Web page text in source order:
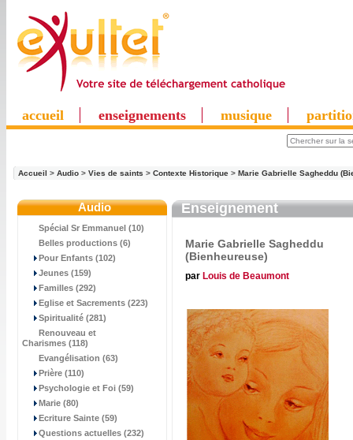
accueil enseignements musique
Accueil > Audio > Vies de saints > Contexte Historique > Marie Gabrielle Sagheddu
Audio
Spécial Sr Emmanuel (10)
Belles productions (6)
Pour Enfants (102)
Jeunes (159)
Familles (292)
Eglise et Sacrements (223)
Spiritualité (281)
Renouveau et
Charismes (118)
Evangélisation (63)
Prière (110)
Psychologie et Foi (59)
Marie (80)
Ecriture Sainte (59)
Questions actuelles (232)
Enseignement
Marie Gabrielle Sagheddu
(Bienheureuse)
par Louis de Beaumont